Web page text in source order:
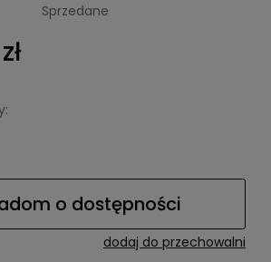
Sprzedane
o dostępności
dodaj do przechowalni